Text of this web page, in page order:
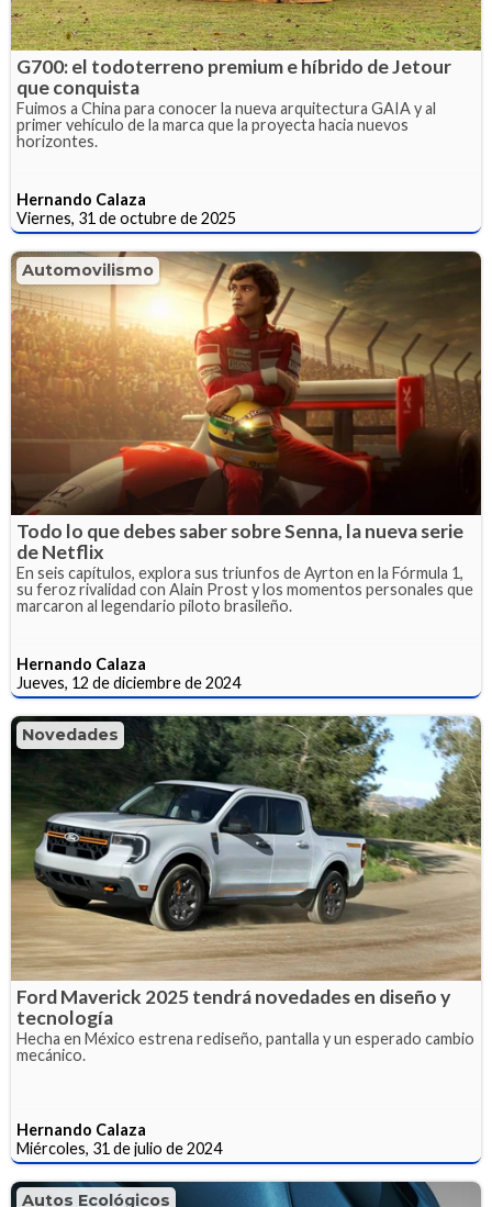
G700: el todoterreno premium e híbrido de Jetour
que conquista
Fuimos a China para conocer la nueva arquitectura GAIA y al
primer vehículo de la marca que la proyecta hacia nuevos
horizontes.
Hernando Calaza
Viernes, 31 de octubre de 2025
Automovilismo
Todo lo que debes saber sobre Senna, la nueva serie
de Netflix
En seis capítulos, explora sus triunfos de Ayrton en la Fórmula 1,
su feroz rivalidad con Alain Prost y los momentos personales que
marcaron al legendario piloto brasileño.
Hernando Calaza
Jueves, 12 de diciembre de 2024
Novedades
Ford Maverick 2025 tendrá novedades en diseño y
tecnología
Hecha en México estrena rediseño, pantalla y un esperado cambio
mecánico.
Hernando Calaza
Miércoles, 31 de julio de 2024
Autos Ecológicos